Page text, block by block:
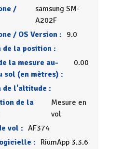
/
samsung SM-
A202F
/ OS Version :
9.0
de la position :
la mesure au-
sol (en mètres) :
0.00
de l'altitude :
de la
Mesure en
vol
vol : AF374
: RiumApp 3.3.6